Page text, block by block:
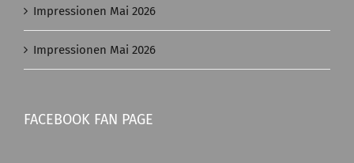
Impressionen Mai 2026
Impressionen Mai 2026
FACEBOOK FAN PAGE